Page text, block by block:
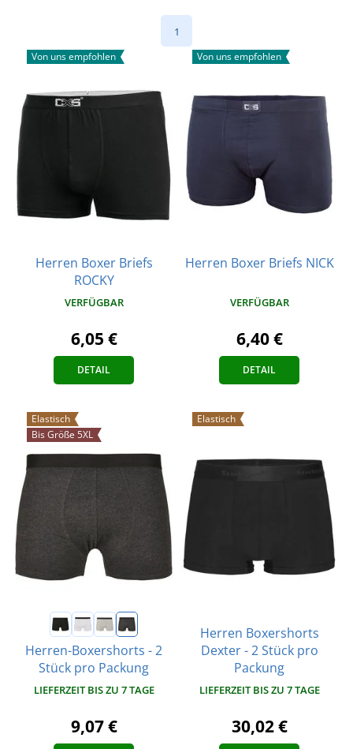
1
Von uns empfohlen
Herren Boxer Briefs
ROCKY
VERFÜGBAR
6,05 €
DETAIL
Von uns empfohlen
Herren Boxer Briefs NICK
VERFÜGBAR
6,40 €
DETAIL
Elastisch
Bis Größe 5XL
Herren-Boxershorts - 2
Stück pro Packung
LIEFERZEIT BIS ZU 7 TAGE
9,07 €
Elastisch
Herren Boxershorts
Dexter - 2 Stück pro
Packung
LIEFERZEIT BIS ZU 7 TAGE
30,02 €